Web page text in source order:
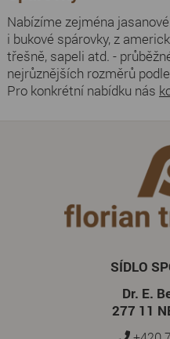
Nabízíme zejména
i bukové spárovky, z
třešně, sapeli atd. -
nejrůznějších rozměrů
Pro konkrétní nabídku nás
SÍDLO
Dr. E.
277 11